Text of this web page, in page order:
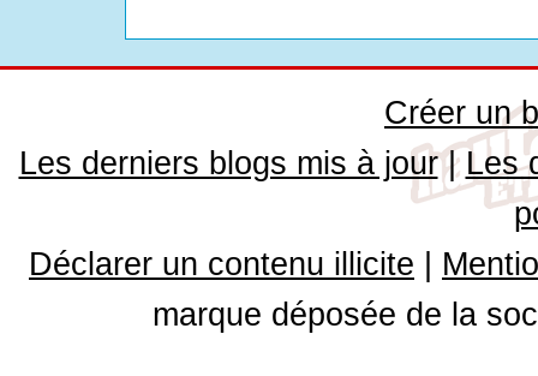
Créer un
Les derniers blogs mis à jour| Les
Déclarer un contenu illicite
marque déposée de la